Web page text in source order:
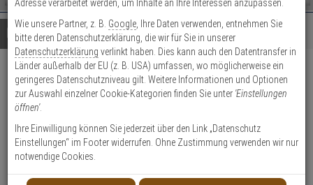
Bitte
geben
Sie
mindestens
Zeichen
ein,
um
Suche
Es
wurde
noch
Kategorien
Suche
gestartet
Details Beratung
ABUS TAS82 leichte
Scharnierseiten-Sicherung
2
Lagerabverkauf
Adresse verarbeitet werden, um Inhalte an Ihre Interessen anzupassen.
Wie unsere Partner, z. B. Google , Ihre Daten verwenden, entnehmen Sie
bitte deren Datenschutzerklärung, die wir für Sie in unserer
Datenschutzerklärung verlinkt haben. Dies kann auch den Datentransfer in
Länder außerhalb der EU (z. B. USA) umfassen, wo möglicherweise ein
geringeres Datenschutzniveau gilt. Weitere Informationen und Optionen
zur Auswahl einzelner Cookie-Kategorien finden Sie unter 'Einstellungen
öffnen'.
Ihre Einwilligung können Sie jederzeit über den Link „Datenschutz
Einstellungen“ im Footer widerrufen. Ohne Zustimmung verwenden wir nur
notwendige Cookies.